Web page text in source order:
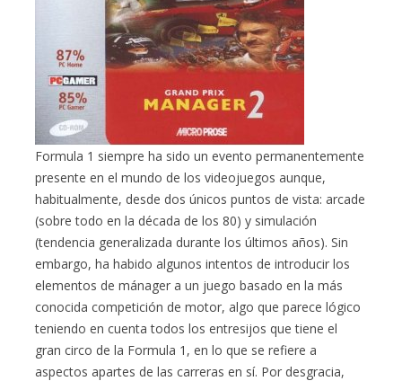
Formula 1 siempre ha sido un evento permanentemente
presente en el mundo de los videojuegos aunque,
habitualmente, desde dos únicos puntos de vista: arcade
(sobre todo en la década de los 80) y simulación
(tendencia generalizada durante los últimos años). Sin
embargo, ha habido algunos intentos de introducir los
elementos de mánager a un juego basado en la más
conocida competición de motor, algo que parece lógico
teniendo en cuenta todos los entresijos que tiene el
gran circo de la Formula 1, en lo que se refiere a
aspectos apartes de las carreras en sí. Por desgracia,